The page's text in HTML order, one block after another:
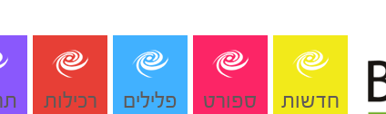
חדשות ספורט פלילים רכילות